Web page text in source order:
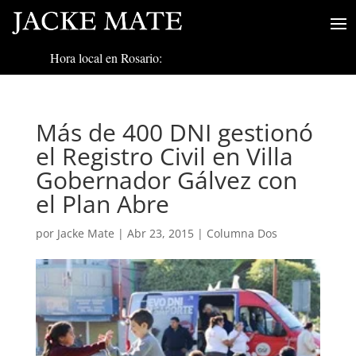
Hora local en Rosario:
Más de 400 DNI gestionó
el Registro Civil en Villa
Gobernador Gálvez con
el Plan Abre
por Jacke Mate | Abr 23, 2015| Columna Dos